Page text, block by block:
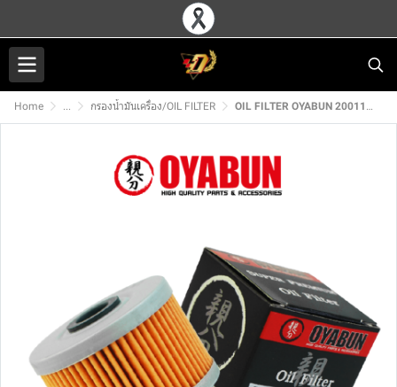
Home ... กรองน้ำมันเครื่อง/OIL FILTER OIL FILTER OYABUN 20011 For Ducati CBR250-300,CRF250-300